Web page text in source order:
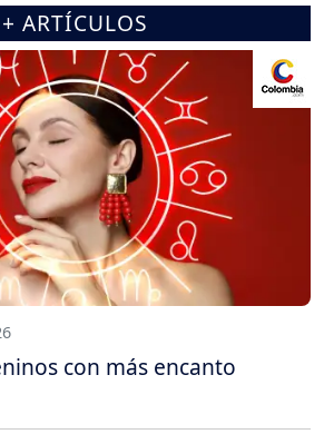
+ ARTÍCULOS
con más encanto